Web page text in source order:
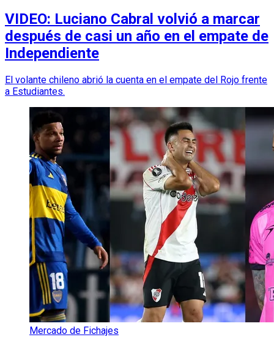
VIDEO: Luciano Cabral volvió a marcar
después de casi un año en el empate de
Independiente
El volante chileno abrió la cuenta en el empate del Rojo frente
a Estudiantes.
Mercado de Fichajes